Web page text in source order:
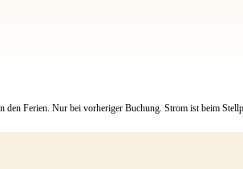
Ferien. Nur bei vorheriger Buchung. Strom ist beim